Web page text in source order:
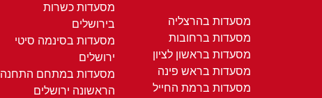
מסעדות בהרצליה
מסעדות ברחובות
מסעדות בראשון לציון
מסעדות בראש פינה
מסעדות ברמת החייל
מסעדות כשרות
בירושלים
מסעדות בסינמה סיטי
ירושלים
מסעדות במתחם התחנה
הראשונה ירושלים